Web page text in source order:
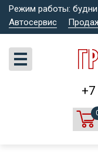
Режим работы:
Автосервис
+7